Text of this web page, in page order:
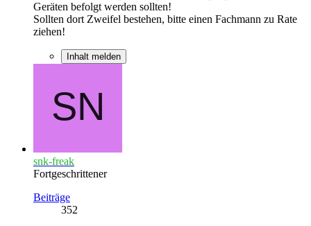
Geräten befolgt werden sollten!
Sollten dort Zweifel bestehen, bitte einen Fachmann zu Rate
ziehen!
Inhalt melden
snk-freak
Fortgeschrittener
Beiträge
352